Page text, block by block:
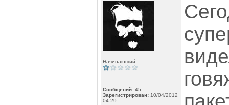
Начинающий
Сообщений: 45
Зарегистрирован: 10/04/2012
04:29